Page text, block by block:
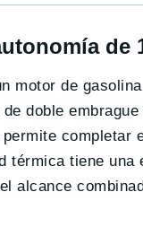
de
motor de
doble
completar
térmica tiene una
alcance